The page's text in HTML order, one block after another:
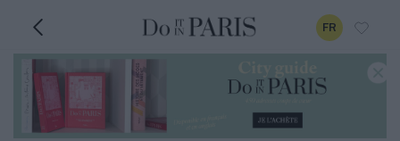
FR